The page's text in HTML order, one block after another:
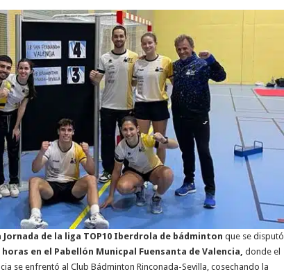
Jornada de la liga TOP10 Iberdrola de bádminton que se disputó
horas en el Pabellón Municpal Fuensanta de Valencia, donde el
se enfrentó al Club Bádminton Rinconada-Sevilla, cosechando la